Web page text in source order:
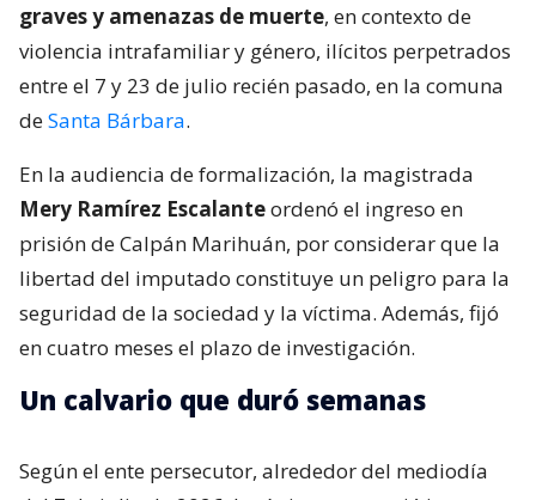
graves y amenazas de muerte, en contexto de
violencia intrafamiliar y género, ilícitos perpetrados
entre el 7 y 23 de julio recién pasado, en la comuna
deSanta Bárbara.
En la audiencia de formalización, la magistrada
Mery Ramírez Escalanteordenó el ingreso en
prisión de Calpán Marihuán, por considerar que la
libertad del imputado constituye un peligro para la
seguridad de la sociedad y la víctima. Además, fijó
en cuatro meses el plazo de investigación.
Un calvario que duró semanas
Según el ente persecutor, alrededor del mediodía